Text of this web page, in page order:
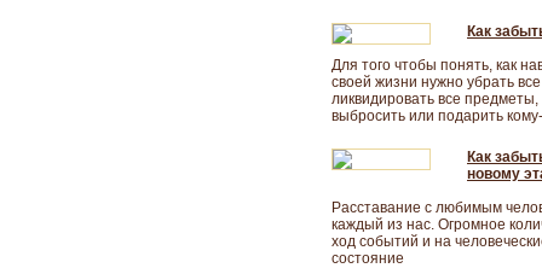
Как
Для того чтобы понять, как
своей жизни нужно убрать
ликвидировать все
выбросить или подарить
Как
новому
Расставание с любимым
каждый из нас. Огромное
ход событий и на
состояние